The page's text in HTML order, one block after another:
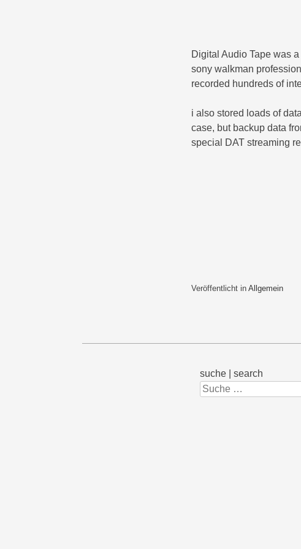
Digital Audio Tape was
sony walkman
recorded hundreds of
i also stored loads of
case, but backup data
special DAT streaming
Veröffentlicht in Allgemein
suche | search
Suchen